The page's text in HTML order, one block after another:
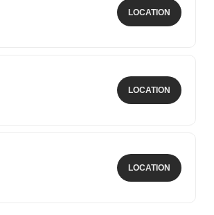
LOCATION
LOCATION
LOCATION